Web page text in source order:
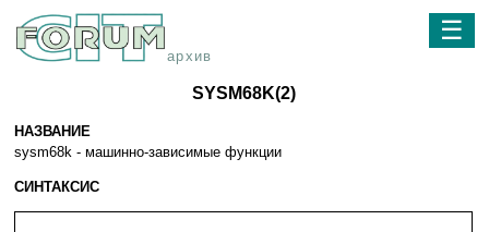
архив
☰
SYSM68K(2)
НАЗВАНИЕ
sysm68k - машинно-зависимые функции
СИНТАКСИС